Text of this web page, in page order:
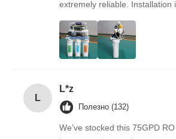
extremely reliable. Installation
the filters are easy to replace,
quality feedback from clients
overwhelmingly positive. The
work with — orders arrive on
consistent. As a repeat buyer,
happier with both the product
L
L*z
Полезно (132)
We’ve stocked this 75GPD